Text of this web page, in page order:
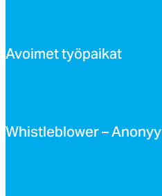
Avoi­met työ­pai­kat
Whist­leb­lo­wer –